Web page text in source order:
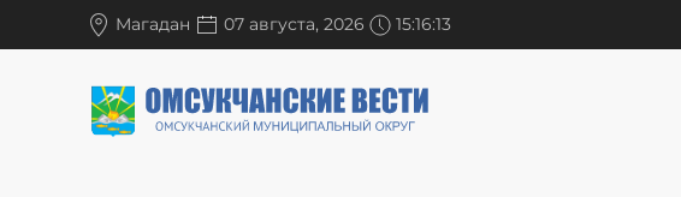
Магадан 07 августа, 2026 15:16:13